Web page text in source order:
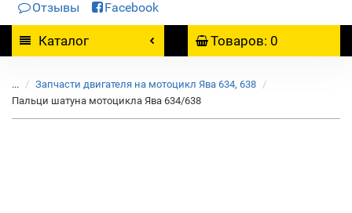
Отзывы
Facebook
Каталог Товаров: 0
...
Запчасти двигателя на мотоцикл Ява 634, 638
Пальци шатуна мотоцикла Ява 634/638